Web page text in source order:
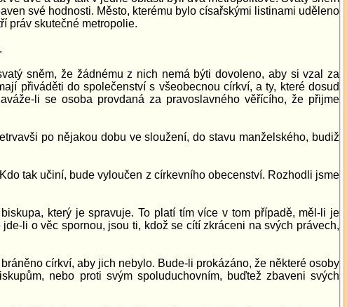
své hodnosti. Město, kterému bylo císařskými listinami uděleno
práv skutečné metropolie.
sněm, že žádnému z nich nemá býti dovoleno, aby si vzal za
přiváděti do společenství s všeobecnou církví, a ty, které dosud
li se osoba provdaná za pravoslavného věřícího, že přijme
po nějakou dobu ve sloužení, do stavu manželského, budiž
tak učiní, bude vyloučen z církevního obecenství. Rozhodli jsme
který je spravuje. To platí tím více v tom případě, měl-li je
li o věc spornou, jsou ti, kdož se cítí zkráceni na svých právech,
církví, aby jich nebylo. Bude-li prokázáno, že některé osoby
nebo proti svým spoluduchovním, buďtež zbaveni svých